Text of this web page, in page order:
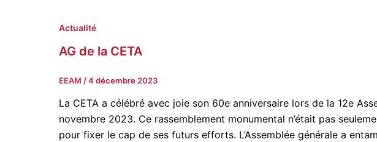
Actualité
AG de la CETA
EEAM /4 décembre 2023
La CETA a célébré avec joie son 60e anniversaire lors de la 12e
novembre 2023. Ce rassemblement monumental n’était pas
pour fixer le cap de ses futurs efforts. L’Assemblée générale a